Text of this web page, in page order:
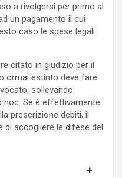
a rivolgersi per primo al
un pagamento il cui
caso le spese legali
citato in giudizio per il
ormai estinto deve fare
sollevando
hoc. Se è effettivamente
prescrizione debiti, il
di accogliere le difese del